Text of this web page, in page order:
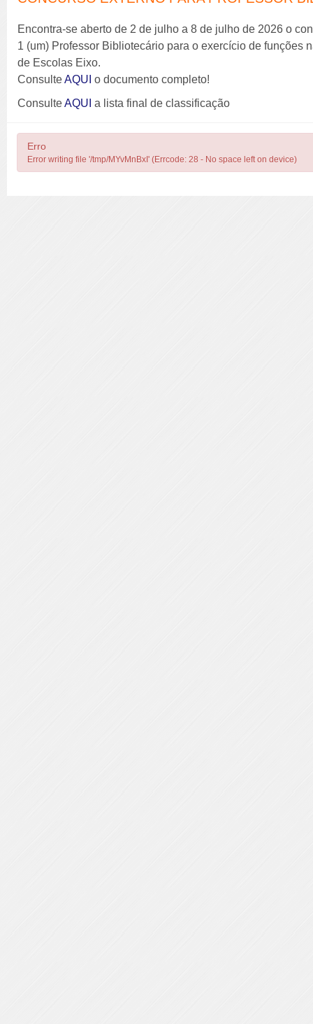
Encontra-se aberto de 2 de julho a 8 de julho de 2026 o
1 (um) Professor Bibliotecário para o exercício de funções
de Escolas Eixo.
ConsulteAQUI o documento completo!
ConsulteAQUI a lista final de classificação
Erro
Error writing file '/tmp/MYvMnBxI' (Errcode: 28 - No space left on device)